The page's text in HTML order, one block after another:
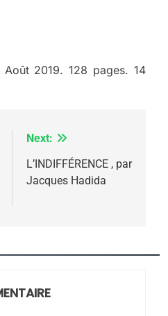
2019. 128 pages. 14
Next:
L’INDIFFÉRENCE , par
Jacques Hadida
l’année la plus
d’ADL contre
ISRAÉL